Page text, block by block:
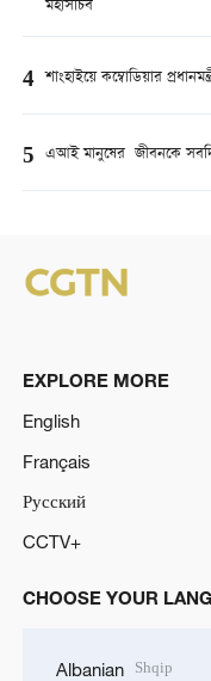
মহাসচিব
4 শাংহাইয়ে কম্বোডিয়ার
5 এআই মানুষের জীবনকে সবদিক
EXPLORE MORE
English
Français
Русский
CCTV+
CHOOSE YOUR
Albanian Shqip